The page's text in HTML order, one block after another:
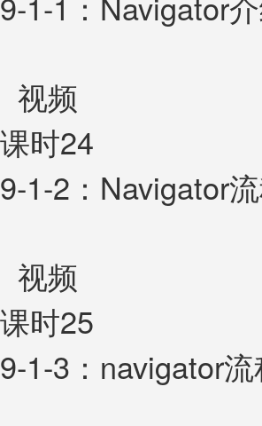
视频
课时24
9-1-2：Navigator
视频
课时25
9-1-3：navigator